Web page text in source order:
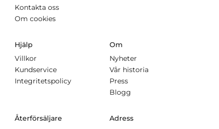
Kontakta oss
Om cookies
Hjälp
Villkor
Kundservice
Integritetspolicy
Om
Nyheter
Vår historia
Press
Blogg
Återförsäljare Adress